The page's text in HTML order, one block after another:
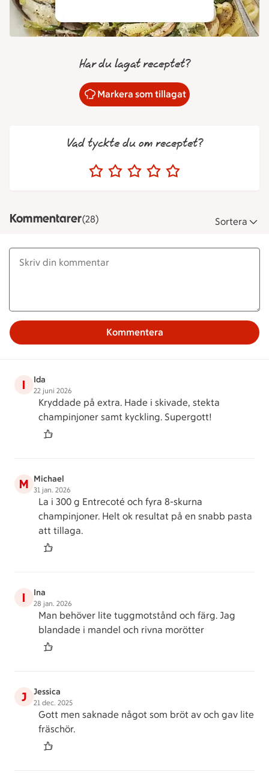
Har du lagat receptet?
Markera som tillagat
Vad tyckte du om receptet?
Kommentarer(28) Sortera
Kommentera
I Ida
22 juni 2026
Kryddade på extra. Hade i skivade, stekta
champinjoner samt kyckling. Supergott!
M Michael
31 jan. 2026
La i 300 g Entrecoté och fyra 8-skurna
champinjoner. Helt ok resultat på en snabb pasta
att tillaga.
I Ina
28 jan. 2026
Man behöver lite tuggmotstånd och färg. Jag
blandade i mandel och rivna morötter
J Jessica
21 dec. 2025
Gott men saknade något som bröt av och gav lite
fräschör.